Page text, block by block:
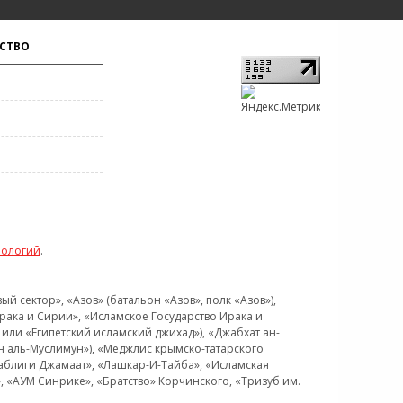
.
«Азов» (батальон «Азов», полк «Азов»),
и Сирии», «Исламское Государство Ирака и
«Египетский исламский джихад»), «Джабхат ан-
Муслимун»), «Меджлис крымско-татарского
Джамаат», «Лашкар-И-Тайба», «Исламская
Синрике», «Братство» Корчинского, «Тризуб им.